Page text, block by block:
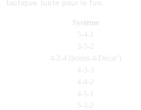
tactique. Juste pour le fun.
Système
5-4-1
3-5-2
4-2-4 (bonus 4-Décat’)
4-3-3
4-4-2
4-5-1
5-3-2